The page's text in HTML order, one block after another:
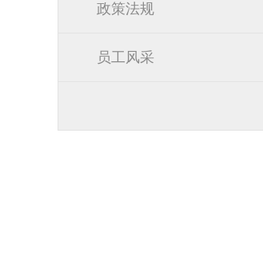
政策法规
员工风采